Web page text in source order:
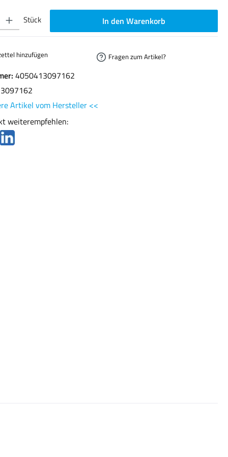
den gewünschten Wert ein oder benutze die Schaltflächen um die Anzahl zu erhöhen
Stück In den Warenkorb
hinzufügen Fragen zum Artikel?
4050413097162
Artikel vom Hersteller <<
weiterempfehlen: